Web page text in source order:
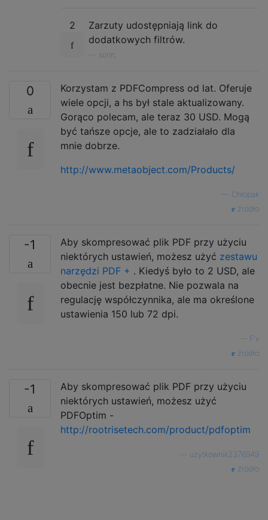
2
Zarzuty udostępniają link do
dodatkowych filtrów.
sorin,
0
Korzystam z PDFCompress od lat. Oferuje
wiele opcji, a hs był stale aktualizowany.
Gorąco polecam, ale teraz 30 USD. Mogą
być tańsze opcje, ale to zadziałało dla
mnie dobrze.
http://www.metaobject.com/Products/
Chłopak
źródło
-1
Aby skompresować plik PDF przy użyciu
niektórych ustawień, możesz użyć zestawu
narzędzi PDF + . Kiedyś było to 2 USD, ale
obecnie jest bezpłatne. Nie pozwala na
regulację współczynnika, ale ma określone
ustawienia 150 lub 72 dpi.
F'x
źródło
-1
Aby skompresować plik PDF przy użyciu
niektórych ustawień, możesz użyć
PDFOptim -
http://rootrisetech.com/product/pdfoptim
użytkownik2376949
źródło